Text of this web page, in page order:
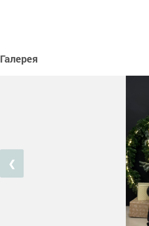
Галерея
❮